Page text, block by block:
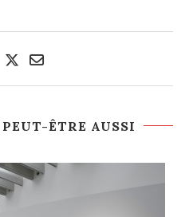
ÊTRE AUSSI